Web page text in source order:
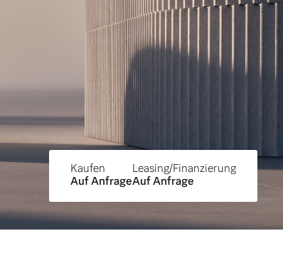
Kaufen
Auf Anfrage
Leasing/Finanzierung
Auf Anfrage